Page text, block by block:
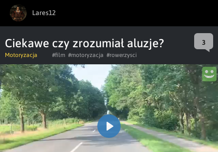
Lares12
Ciekawe czy zrozumiał aluzje? 3
Motoryzacja #film #motoryzacja #rowerzysci
Play